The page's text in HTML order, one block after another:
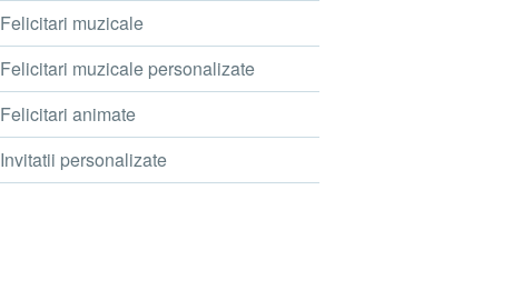
Felicitari muzicale
Felicitari muzicale personalizate
Felicitari animate
Invitatii personalizate